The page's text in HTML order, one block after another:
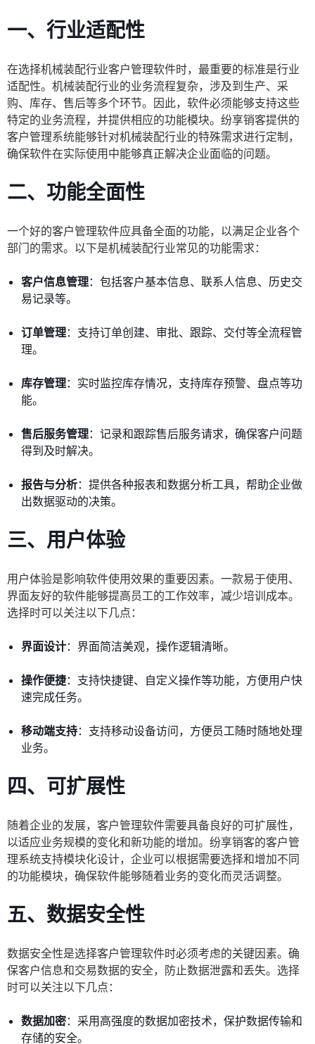
一、行业适配性
在选择机械装配行业客户管理软件时，最重要的标准是行业
适配性。机械装配行业的业务流程复杂，涉及到生产、采
购、库存、售后等多个环节。因此，软件必须能够支持这些
特定的业务流程，并提供相应的功能模块。纷享销客提供的
客户管理系统能够针对机械装配行业的特殊需求进行定制，
确保软件在实际使用中能够真正解决企业面临的问题。
二、功能全面性
一个好的客户管理软件应具备全面的功能，以满足企业各个
部门的需求。以下是机械装配行业常见的功能需求：
客户信息管理：包括客户基本信息、联系人信息、历史交
易记录等。
订单管理：支持订单创建、审批、跟踪、交付等全流程管
理。
库存管理：实时监控库存情况，支持库存预警、盘点等功
能。
售后服务管理：记录和跟踪售后服务请求，确保客户问题
得到及时解决。
报告与分析：提供各种报表和数据分析工具，帮助企业做
出数据驱动的决策。
三、用户体验
用户体验是影响软件使用效果的重要因素。一款易于使用、
界面友好的软件能够提高员工的工作效率，减少培训成本。
选择时可以关注以下几点：
界面设计：界面简洁美观，操作逻辑清晰。
操作便捷：支持快捷键、自定义操作等功能，方便用户快
速完成任务。
移动端支持：支持移动设备访问，方便员工随时随地处理
业务。
四、可扩展性
随着企业的发展，客户管理软件需要具备良好的可扩展性，
以适应业务规模的变化和新功能的增加。纷享销客的客户管
理系统支持模块化设计，企业可以根据需要选择和增加不同
的功能模块，确保软件能够随着业务的变化而灵活调整。
五、数据安全性
数据安全性是选择客户管理软件时必须考虑的关键因素。确
保客户信息和交易数据的安全，防止数据泄露和丢失。选择
时可以关注以下几点：
数据加密：采用高强度的数据加密技术，保护数据传输和
存储的安全。